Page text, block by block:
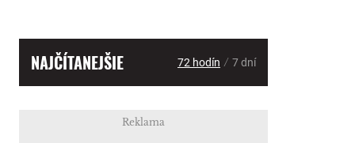
NAJČÍTANEJŠIE 72 hodín / 7 dní
Reklama